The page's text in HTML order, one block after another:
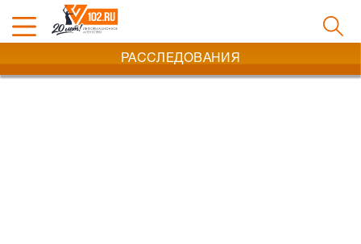
РАССЛЕДОВАНИЯ